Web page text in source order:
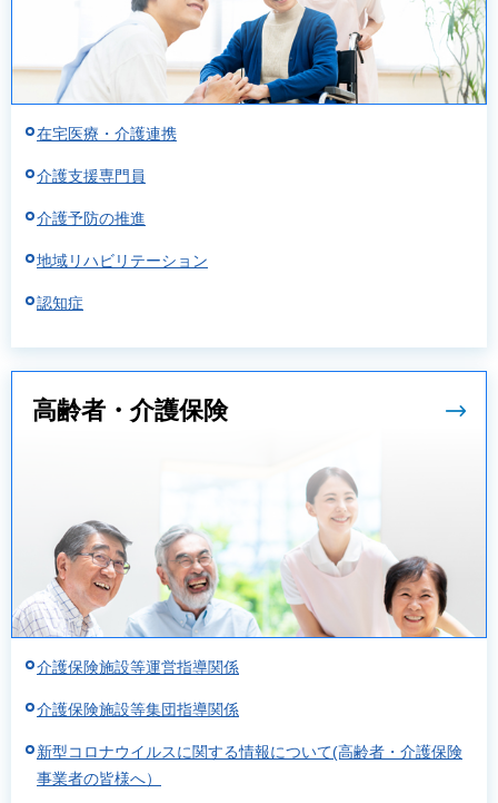
在宅医療・介護連携
介護支援専門員
介護予防の推進
地域リハビリテーション
認知症
高齢者・介護保険
介護保険施設等運営指導関係
介護保険施設等集団指導関係
新型コロナウイルスに関する情報について(高齢者・介護保険
事業者の皆様へ）